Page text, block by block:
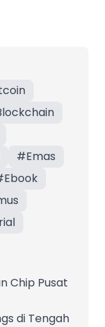
#Emas
Ebook
Chip Pusat
di Tengah